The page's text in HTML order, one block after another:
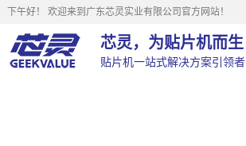
下午好！ 欢迎来到广东芯灵实业有限公司官方网站！
芯灵，为贴片机而生
贴片机一站式解决方案引领者